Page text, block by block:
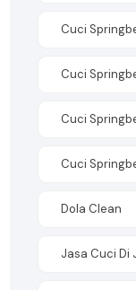
Cuci
Cuci
Cuci
Cuci
Dola Clean
Jasa Cuci Di